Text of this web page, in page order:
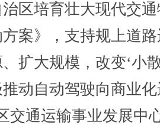
区培育壮大现代交
案》，支持规上道
扩大规模，改变‘小
动自动驾驶向商业
交通运输事业发展中